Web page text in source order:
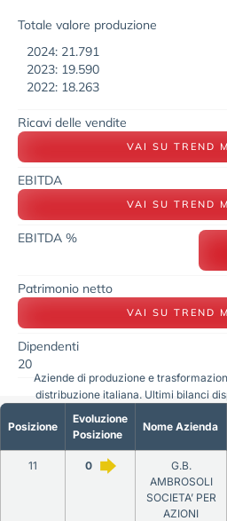
Totale valore produzione
2024: 21.791
2023: 19.590
2022: 18.263
Ricavi delle vendite
VAI SU TREND
EBITDA
VAI SU TREND
EBITDA %
Patrimonio netto
VAI SU TREND
Dipendenti
20
Posizione
Evoluzione
Posizione
Nome Azienda
11 0
G.B.
AMBROSOLI
SOCIETA’ PER
AZIONI
Aziende di produzione e
distribuzione italiana. Ultimi bilanci